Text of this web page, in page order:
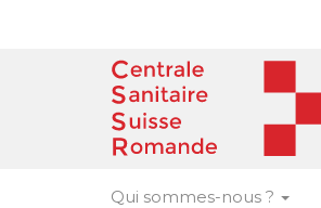
Qui sommes-nous ?